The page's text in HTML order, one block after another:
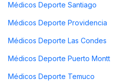
Médicos Deporte Santiago
Médicos Deporte Providencia
Médicos Deporte Las Condes
Médicos Deporte Puerto Montt
Médicos Deporte Temuco